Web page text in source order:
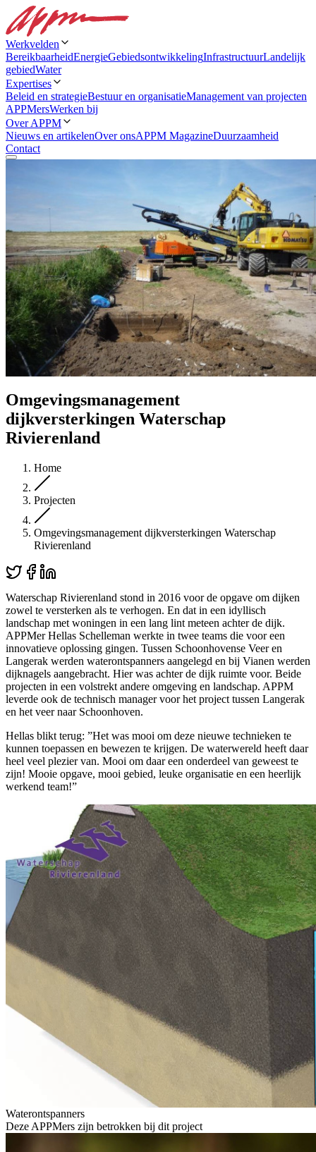
Werkvelden
BereikbaarheidEnergieGebiedsontwikkelingInfrastructuurLandelijk
gebiedWater
Expertises
Beleid en strategieBestuur en organisatieManagement van projecten
APPMersWerken bij
Over APPM
Nieuws en artikelenOver onsAPPM MagazineDuurzaamheid
Contact
Omgevingsmanagement
dijkversterkingen Waterschap
Rivierenland
Home
Projecten
Omgevingsmanagement dijkversterkingen Waterschap
Rivierenland
Waterschap Rivierenland stond in 2016 voor de opgave om dijken
zowel te versterken als te verhogen. En dat in een idyllisch
landschap met woningen in een lang lint meteen achter de dijk.
APPMer Hellas Schelleman werkte in twee teams die voor een
innovatieve oplossing gingen. Tussen Schoonhovense Veer en
Langerak werden waterontspanners aangelegd en bij Vianen werden
dijknagels aangebracht. Hier was achter de dijk ruimte voor. Beide
projecten in een volstrekt andere omgeving en landschap. APPM
leverde ook de technisch manager voor het project tussen Langerak
en het veer naar Schoonhoven.
Hellas blikt terug: ”Het was mooi om deze nieuwe technieken te
kunnen toepassen en bewezen te krijgen. De waterwereld heeft daar
heel veel plezier van. Mooi om daar een onderdeel van geweest te
zijn! Mooie opgave, mooi gebied, leuke organisatie en een heerlijk
werkend team!”
Waterontspanners
Deze APPMers zijn betrokken bij dit project